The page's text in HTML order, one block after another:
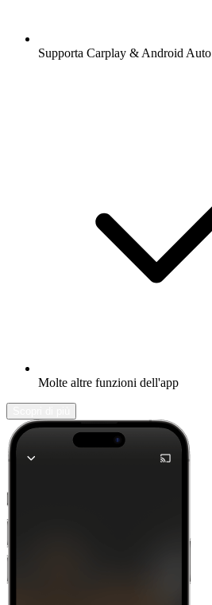
Supporta Carplay & Android Auto
Molte altre funzioni dell'app